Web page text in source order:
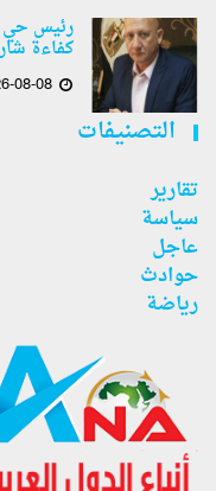
رئيس حي
كفاءة
08-08
التصنيفات
تقارير
سياسة
عاجل
حوادث
رياضة